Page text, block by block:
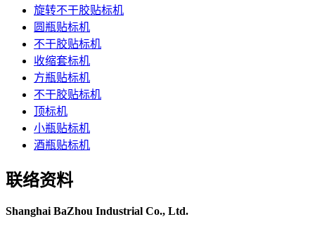
旋转不干胶贴标机
圆瓶贴标机
不干胶贴标机
收缩套标机
方瓶贴标机
不干胶贴标机
顶标机
小瓶贴标机
酒瓶贴标机
联络资料
Shanghai BaZhou Industrial Co., Ltd.